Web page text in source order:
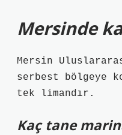
Mersinde
Mersin
serbest bölgeye
tek limandır.
Kaç tane